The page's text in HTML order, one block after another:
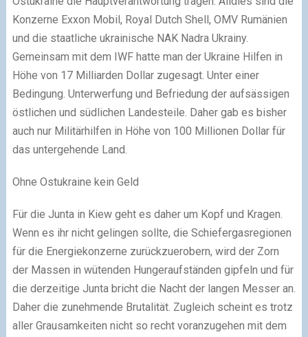
Konzerne Exxon Mobil, Royal Dutch Shell, OMV Rumänien
und die staatliche ukrainische NAK Nadra Ukrainy.
Gemeinsam mit dem IWF hatte man der Ukraine Hilfen in
Höhe von 17 Milliarden Dollar zugesagt. Unter einer
Bedingung. Unterwerfung und Befriedung der aufsässigen
östlichen und südlichen Landesteile. Daher gab es bisher
auch nur Militärhilfen in Höhe von 100 Millionen Dollar für
das untergehende Land.
Ohne Ostukraine kein Geld
Für die Junta in Kiew geht es daher um Kopf und Kragen.
Wenn es ihr nicht gelingen sollte, die Schiefergasregionen
für die Energiekonzerne zurückzuerobern, wird der Zorn
der Massen in wütenden Hungeraufständen gipfeln und für
die derzeitige Junta bricht die Nacht der langen Messer an.
Daher die zunehmende Brutalität. Zugleich scheint es trotz
aller Grausamkeiten nicht so recht voranzugehen mit dem